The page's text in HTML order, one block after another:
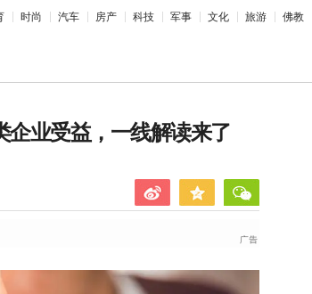
时尚 汽车 房产 科技 军事 文化 旅游 佛教
企业受益，一线解读来了